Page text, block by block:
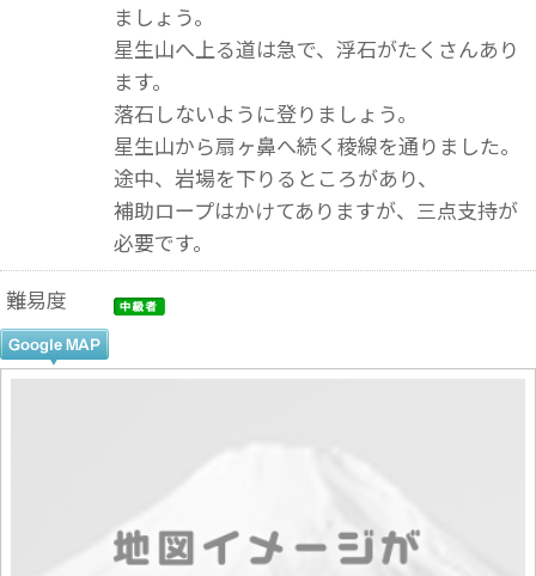
ましょう。
星生山へ上る道は急で、浮石がたくさんあり
ます。
落石しないように登りましょう。
星生山から扇ヶ鼻へ続く稜線を通りました。
途中、岩場を下りるところがあり、
補助ロープはかけてありますが、三点支持が
必要です。
難易度